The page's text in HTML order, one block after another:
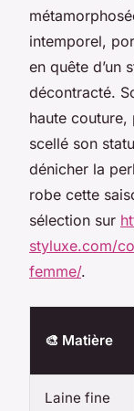
intemporel,
en quête d’un
décontracté.
haute couture,
scellé son
dénicher la
robe cette
sélection sur
styluxe.com/
femme/.
🎨 Matière
Laine fine